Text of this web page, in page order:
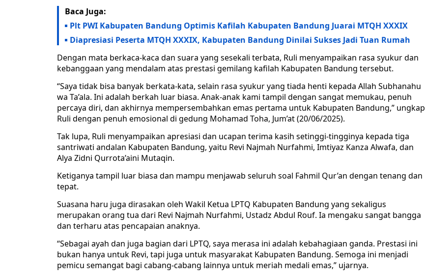
Baca Juga:
Plt PWI Kabupaten Bandung Optimis Kafilah Kabupaten Bandung Juarai MTQH XXXIX
Diapresiasi Peserta MTQH XXXIX, Kabupaten Bandung Dinilai Sukses Jadi Tuan Rumah
Dengan mata berkaca-kaca dan suara yang sesekali terbata, Ruli menyampaikan rasa syukur dan
kebanggaan yang mendalam atas prestasi gemilang kafilah Kabupaten Bandung tersebut.
“Saya tidak bisa banyak berkata-kata, selain rasa syukur yang tiada henti kepada Allah Subhanahu
wa Ta’ala. Ini adalah berkah luar biasa. Anak-anak kami tampil dengan sangat memukau, penuh
percaya diri, dan akhirnya mempersembahkan emas pertama untuk Kabupaten Bandung,” ungkap
Ruli dengan penuh emosional di gedung Mohamad Toha, Jum’at (20/06/2025).
Tak lupa, Ruli menyampaikan apresiasi dan ucapan terima kasih setinggi-tingginya kepada tiga
santriwati andalan Kabupaten Bandung, yaitu Revi Najmah Nurfahmi, Imtiyaz Kanza Alwafa, dan
Alya Zidni Qurrota’aini Mutaqin.
Ketiganya tampil luar biasa dan mampu menjawab seluruh soal Fahmil Qur’an dengan tenang dan
tepat.
Suasana haru juga dirasakan oleh Wakil Ketua LPTQ Kabupaten Bandung yang sekaligus
merupakan orang tua dari Revi Najmah Nurfahmi, Ustadz Abdul Rouf. Ia mengaku sangat bangga
dan terharu atas pencapaian anaknya.
“Sebagai ayah dan juga bagian dari LPTQ, saya merasa ini adalah kebahagiaan ganda. Prestasi ini
bukan hanya untuk Revi, tapi juga untuk masyarakat Kabupaten Bandung. Semoga ini menjadi
pemicu semangat bagi cabang-cabang lainnya untuk meriah medali emas,” ujarnya.